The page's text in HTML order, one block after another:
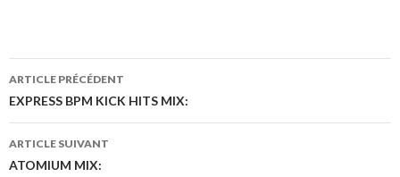
Navigation
des
articles
ARTICLE PRÉCÉDENT
EXPRESS BPM KICK HITS MIX:
ARTICLE SUIVANT
ATOMIUM MIX: